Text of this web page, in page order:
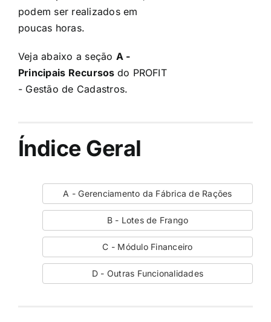
podem ser realizados em
poucas horas.
Veja abaixo a seção A -
Principais Recursos do PROFIT
- Gestão de Cadastros.
Índice Geral
A - Gerenciamento da Fábrica de Rações
B - Lotes de Frango
C - Módulo Financeiro
D - Outras Funcionalidades